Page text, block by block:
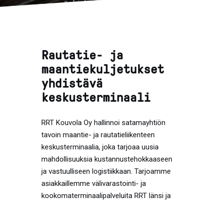
Rautatie- ja
maantiekuljetukset
yhdistävä
keskusterminaali
RRT Kouvola Oy hallinnoi satamayhtiön
tavoin maantie- ja rautatieliikenteen
keskusterminaalia, joka tarjoaa uusia
mahdollisuuksia kustannustehokkaaseen
ja vastuulliseen logistiikkaan. Tarjoamme
asiakkaillemme välivarastointi- ja
kookomaterminaalipalveluita RRT länsi ja